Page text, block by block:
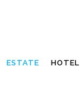
ESTATE HOTEL